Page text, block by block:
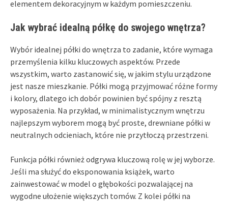
elementem dekoracyjnym w każdym pomieszczeniu.
Jak wybrać idealną półkę do swojego wnętrza?
Wybór idealnej półki do wnętrza to zadanie, które wymaga
przemyślenia kilku kluczowych aspektów. Przede
wszystkim, warto zastanowić się, w jakim stylu urządzone
jest nasze mieszkanie. Półki mogą przyjmować różne formy
i kolory, dlatego ich dobór powinien być spójny z resztą
wyposażenia. Na przykład, w minimalistycznym wnętrzu
najlepszym wyborem mogą być proste, drewniane półki w
neutralnych odcieniach, które nie przytłoczą przestrzeni.
Funkcja półki również odgrywa kluczową rolę w jej wyborze.
Jeśli ma służyć do eksponowania książek, warto
zainwestować w model o głębokości pozwalającej na
wygodne ułożenie większych tomów. Z kolei półki na